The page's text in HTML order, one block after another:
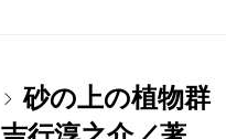
砂の上の植物群